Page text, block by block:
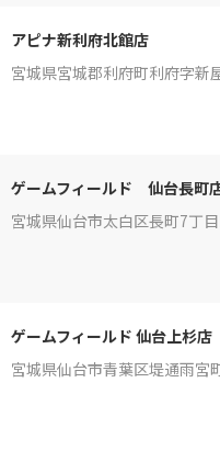
アピナ新利府北館店
宮城県宮城郡利府町利府字新
ゲームフィールド 仙台長町
宮城県仙台市太白区長町7丁
ゲームフィールド 仙台上杉店
宮城県仙台市青葉区堤通雨宮